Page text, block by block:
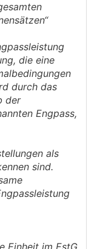
die eine
durch das
der
Engpass,
als
sind.
Einheit im EstG